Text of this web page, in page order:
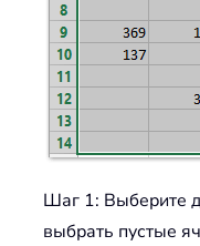
Шаг 1: Выберите
выбрать пустые